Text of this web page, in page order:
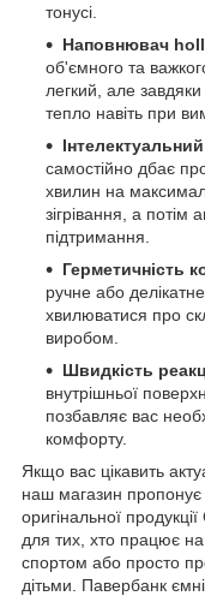
тонусі.
Наповнювач
об'ємного та
легкий, але завдяки
тепло навіть при
самостійно дбає
хвилин на
зігрівання, а
підтримання.
Герметичність
ручне або
хвилюватися про
виробом.
Швидкість
внутрішньої
позбавляє вас
комфорту.
Якщо вас цікавить
наш магазин пропонує
оригінальної
для тих, хто працює на
спортом або просто
дітьми. Павербанк